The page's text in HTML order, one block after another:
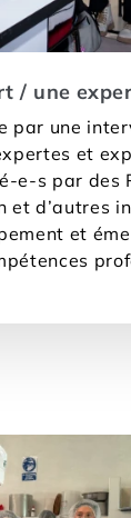
/ une
par une
et
e-s par des
et d’autres
et
mais ne
prestation